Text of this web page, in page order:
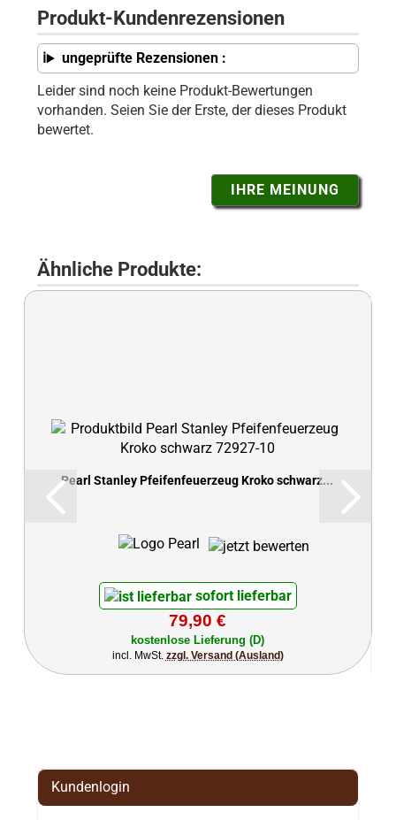
Produkt-Kundenrezensionen
ungeprüfte Rezensionen :
Leider sind noch keine Produkt-Bewertungen
vorhanden. Seien Sie der Erste, der dieses Produkt
bewertet.
IHRE MEINUNG
Ähnliche Produkte:
Pearl Stanley Pfeifenfeuerzeug Kroko schwarz...
sofort lieferbar
79,90 €
kostenlose Lieferung (D)
incl. MwSt. zzgl. Versand (Ausland)
Kundenlogin